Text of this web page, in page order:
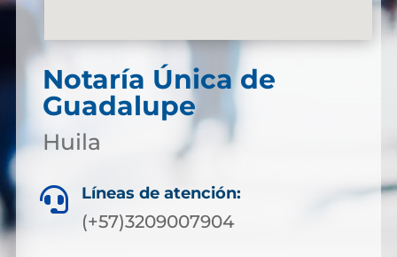
Notaría Única de
Guadalupe
Huila
 Líneas de atención:
(+57)3209007904